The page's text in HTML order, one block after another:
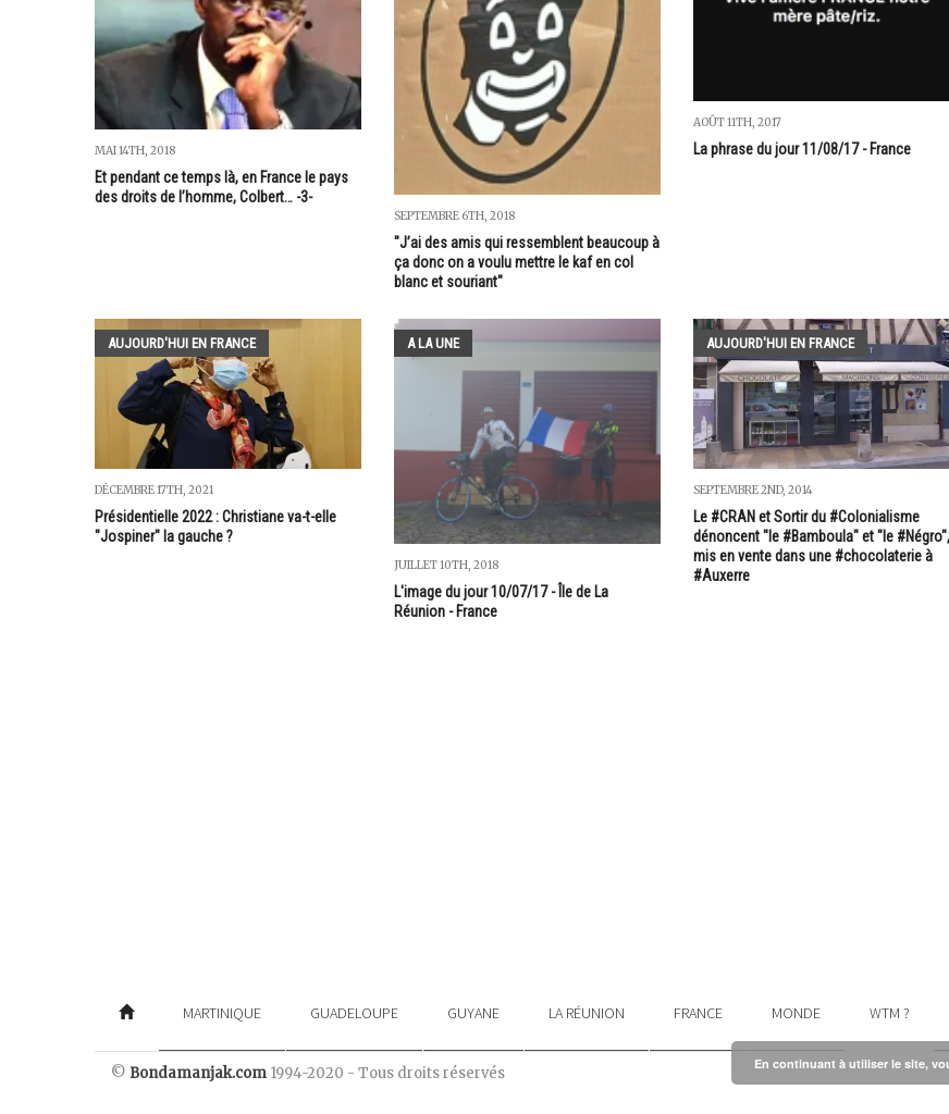
MAI 14TH, 2018
Et pendant ce temps là, en France le pays
des droits de l’homme, Colbert… -3-
SEPTEMBRE 6TH, 2018
"J’ai des amis qui ressemblent beaucoup à
ça donc on a voulu mettre le kaf en col
blanc et souriant"
AOÛT 11TH, 2017
La phrase du jour 11/08/17 - France
AUJOURD'HUI EN FRANCE
DÉCEMBRE 17TH, 2021
Présidentielle 2022 : Christiane va-t-elle
"Jospiner" la gauche ?
A LA UNE
JUILLET 10TH, 2018
L'image du jour 10/07/17 - Île de La
Réunion - France
AUJOURD'HUI EN FRANCE
SEPTEMBRE 2ND, 2014
Le #CRAN et Sortir du #Colonialisme
dénoncent "le #Bamboula" et "le #Négro",
mis en vente dans une #chocolaterie à
#Auxerre
MARTINIQUE GUADELOUPE GUYANE LA RÉUNION FRANCE MONDE WTM ?
© Bondamanjak.com 1994-2020 - Tous droits réservés
En continuant à utiliser le site,